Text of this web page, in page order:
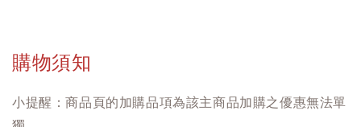
購物須知
小提醒：商品頁的加購品項為該主商品加購之優惠無法單